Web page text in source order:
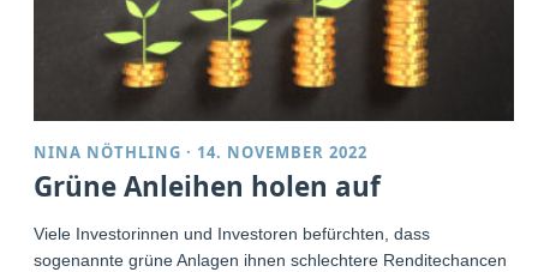
NINA NÖTHLING · 14. NOVEMBER 2022
Grüne Anleihen holen auf
Viele Investorinnen und Investoren befürchten, dass
sogenannte grüne Anlagen ihnen schlechtere Renditechancen